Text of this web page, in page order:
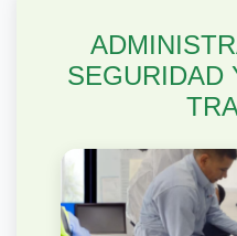
SEGURIDAD